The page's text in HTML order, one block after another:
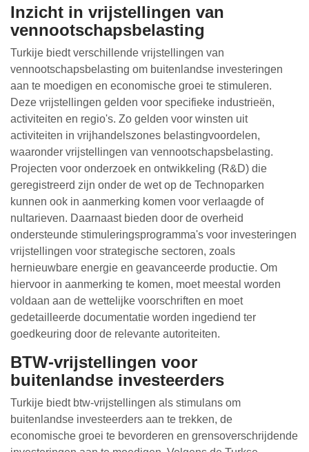
Inzicht in vrijstellingen van
vennootschapsbelasting
Turkije biedt verschillende vrijstellingen van
vennootschapsbelasting om buitenlandse investeringen
aan te moedigen en economische groei te stimuleren.
Deze vrijstellingen gelden voor specifieke industrieën,
activiteiten en regio's. Zo gelden voor winsten uit
activiteiten in vrijhandelszones belastingvoordelen,
waaronder vrijstellingen van vennootschapsbelasting.
Projecten voor onderzoek en ontwikkeling (R&D) die
geregistreerd zijn onder de wet op de Technoparken
kunnen ook in aanmerking komen voor verlaagde of
nultarieven. Daarnaast bieden door de overheid
ondersteunde stimuleringsprogramma's voor investeringen
vrijstellingen voor strategische sectoren, zoals
hernieuwbare energie en geavanceerde productie. Om
hiervoor in aanmerking te komen, moet meestal worden
voldaan aan de wettelijke voorschriften en moet
gedetailleerde documentatie worden ingediend ter
goedkeuring door de relevante autoriteiten.
BTW-vrijstellingen voor
buitenlandse investeerders
Turkije biedt btw-vrijstellingen als stimulans om
buitenlandse investeerders aan te trekken, de
economische groei te bevorderen en grensoverschrijdende